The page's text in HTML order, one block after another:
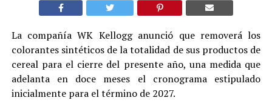
La compañía WK Kellogg anunció que removerá los
colorantes sintéticos de la totalidad de sus productos de
cereal para el cierre del presente año, una medida que
adelanta en doce meses el cronograma estipulado
inicialmente para el término de 2027.